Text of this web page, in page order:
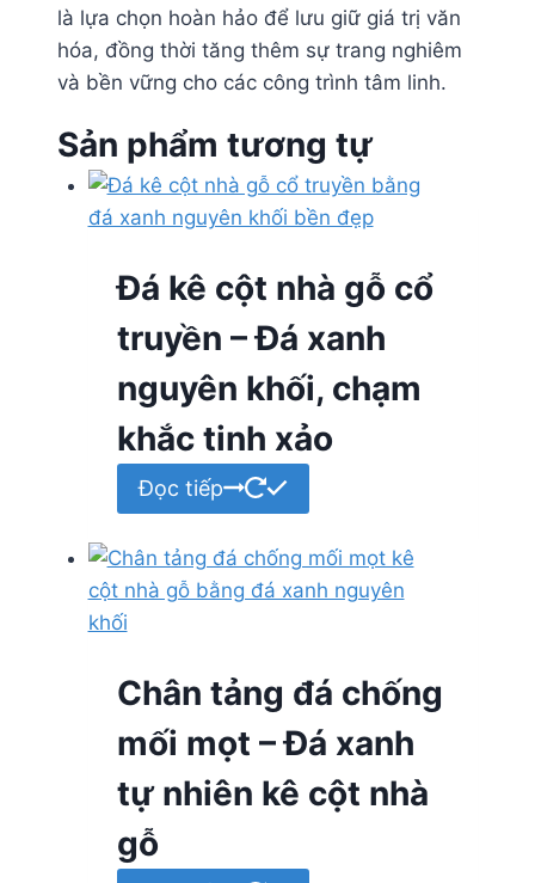
là lựa chọn hoàn hảo để lưu giữ giá trị văn
hóa, đồng thời tăng thêm sự trang nghiêm
và bền vững cho các công trình tâm linh.
Sản phẩm tương tự
Đá kê cột nhà gỗ cổ
truyền – Đá xanh
nguyên khối, chạm
khắc tinh xảo
Đọc tiếp
Chân tảng đá chống
mối mọt – Đá xanh
tự nhiên kê cột nhà
gỗ